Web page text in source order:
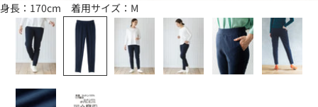
身長：170cm 着用サイズ：M